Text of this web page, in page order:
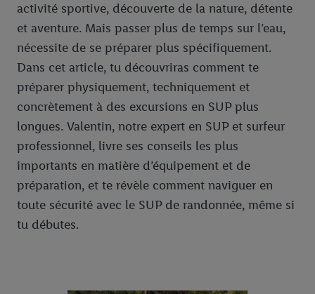
activité sportive, découverte de la nature, détente
et aventure. Mais passer plus de temps sur l’eau,
nécessite de se préparer plus spécifiquement.
Dans cet article, tu découvriras comment te
préparer physiquement, techniquement et
concrètement à des excursions en SUP plus
longues. Valentin, notre expert en SUP et surfeur
professionnel, livre ses conseils les plus
importants en matière d’équipement et de
préparation, et te révèle comment naviguer en
toute sécurité avec le SUP de randonnée, même si
tu débutes.